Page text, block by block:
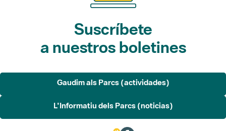
Suscríbete
a nuestros boletines
Gaudim als Parcs (actividades)
L'Informatiu dels Parcs (noticias)